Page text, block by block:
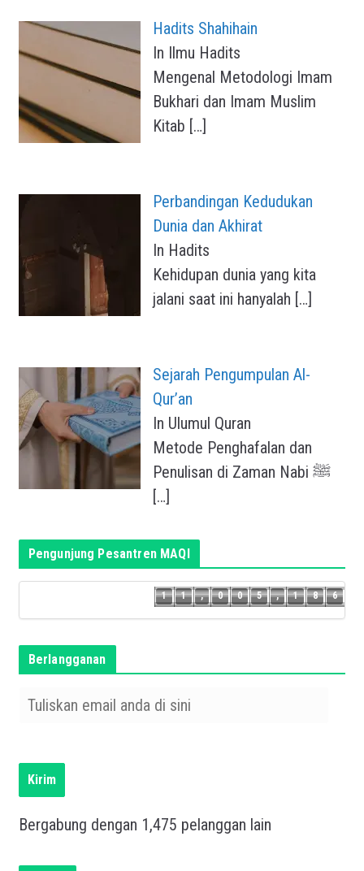
Hadits Shahihain
In Ilmu Hadits
Mengenal Metodologi Imam
Bukhari dan Imam Muslim
Kitab […]
Perbandingan Kedudukan
Dunia dan Akhirat
In Hadits
Kehidupan dunia yang kita
jalani saat ini hanyalah […]
Sejarah Pengumpulan Al-
Qur’an
In Ulumul Quran
Metode Penghafalan dan
Penulisan di Zaman Nabi ﷺ
[…]
Pengunjung Pesantren MAQI
1
1
1
1
,
,
0
0
0
0
5
5
,
,
1
1
8
8 6
Berlangganan
k
a
Kirim
Bergabung dengan 1,475 pelanggan lain